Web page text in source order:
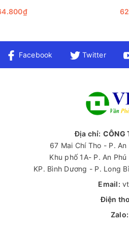
Facebook Twitter
Địa chỉ: CÔNG
67 Mai Chí Tho - P.
Khu phố 1A- P. An
KP. Bình Dương - P. Long
Email:
Điện
Zalo: